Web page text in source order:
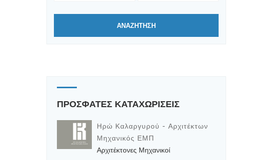
ΠΡΟΣΦΑΤΕΣ ΚΑΤΑΧΩΡΙΣΕΙΣ
Ηρώ Καλαργυρού - Αρχιτέκτων
Μηχανικός ΕΜΠ
Αρχιτέκτονες Μηχανικοί